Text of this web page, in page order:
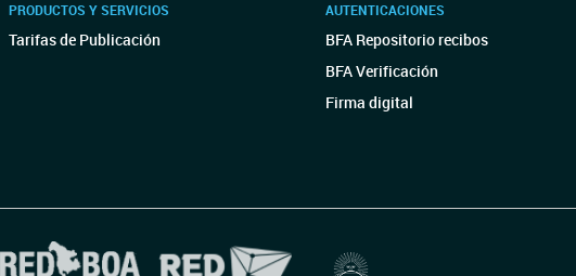
PRODUCTOS Y SERVICIOS
Tarifas de Publicación
AUTENTICACIONES
BFA Repositorio recibos
BFA Verificación
Firma digital